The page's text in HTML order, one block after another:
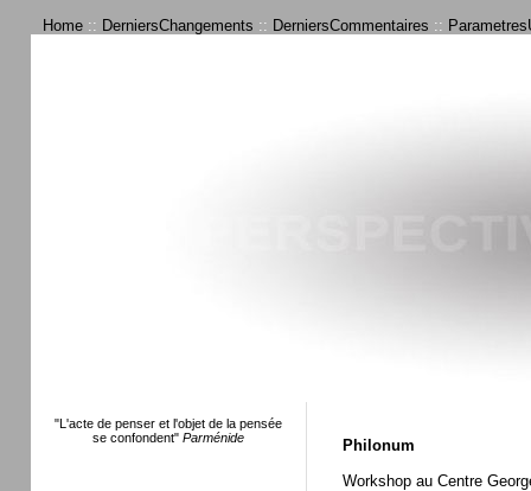
Home :: DerniersChangements :: DerniersCommentaires ::
"L'acte de penser et l'objet de la pensée
se confondent" Parménide
Philonum
Workshop au Centre